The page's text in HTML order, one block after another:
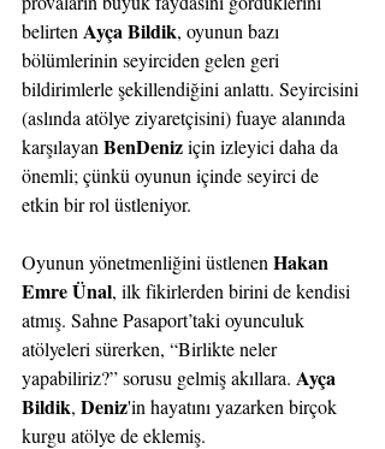
belirten Ayça Bildik, oyunun bazı
bölümlerinin seyirciden gelen geri
bildirimlerle şekillendiğini anlattı. Seyircisini
(aslında atölye ziyaretçisini) fuaye alanında
karşılayan BenDeniz için izleyici daha da
önemli; çünkü oyunun içinde seyirci de
etkin bir rol üstleniyor.
Oyunun yönetmenliğini üstlenen Hakan
Emre Ünal, ilk fikirlerden birini de kendisi
atmış. Sahne Pasaport’taki oyunculuk
atölyeleri sürerken, “Birlikte neler
yapabiliriz?” sorusu gelmiş akıllara. Ayça
Bildik, Deniz'in hayatını yazarken birçok
kurgu atölye de eklemiş.